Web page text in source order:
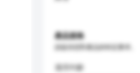
產品規格
適用年齡